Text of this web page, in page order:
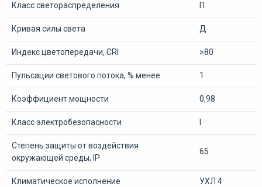
Класс светораспределения П
Кривая силы света Д
Индекс цветопередачи, CRI >80
Пульсации светового потока, % менее 1
Коэффициент мощности 0,98
Класс электробезопасности
Степень защиты от воздействия
окружающей среды, IP
65
Климатическое исполнение УХЛ 4